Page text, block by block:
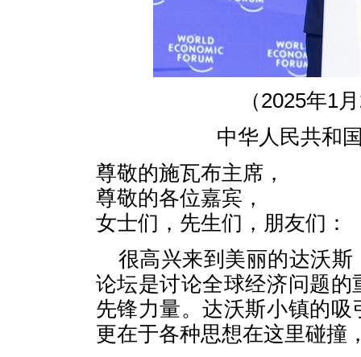
（2025年1
中华人民共和
尊敬的施瓦布主席，
尊敬的各位嘉宾，
女士们，先生们，朋友们：
很高兴来到美丽的达沃
论坛是讨论全球经济问题
先锋力量。达沃斯小镇的
更在于各种思想在这里碰撞